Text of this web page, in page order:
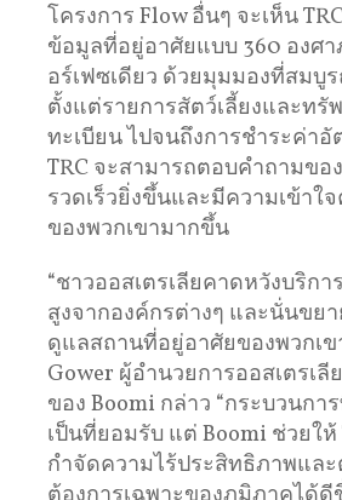
โครงการ Flow อื่นๆ จะเห็น
ข้อมูลที่อยู่อาศัยแบบ 360 องศา
อร์เฟซเดียว ด้วยมุมมองที่สมบู
ตั้งแต่รายการสัตว์เลี้ยงและทรั
ทะเบียน ไปจนถึงการชำระค่า
TRC จะสามารถตอบคำถามขอ
รวดเร็วยิ่งขึ้นและมีความเข้าใ
ของพวกเขามากขึ้น
“ชาวออสเตรเลียคาดหวังบริก
สูงจากองค์กรต่างๆ และนั่นขย
ดูแลสถานที่อยู่อาศัยของพวกเข
Gower ผู้อำนวยการออสเตรเ
ของ Boomi กล่าว “กระบวนก
เป็นที่ยอมรับ แต่ Boomi ช่วยให้
กำจัดความไร้ประสิทธิภาพแล